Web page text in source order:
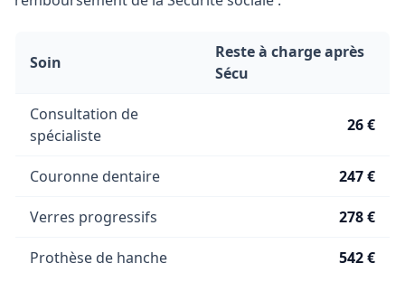
Soin
Reste à charge après
Sécu
Consultation de
spécialiste
26 €
Couronne dentaire 247 €
Verres progressifs 278 €
Prothèse de hanche 542 €